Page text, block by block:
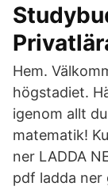
Hem.
högstadiet.
igenom allt
matematik!
ner LADDA
pdf ladda ner